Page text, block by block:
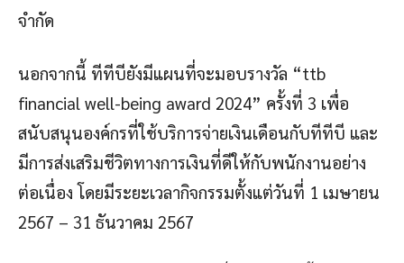
จำกัด
นอกจากนี้ ทีทีบียังมีแผนที่จะมอบรางวัล “ttb
financial well-being award 2024” ครั้งที่ 3 เพื่อ
สนับสนุนองค์กรที่ใช้บริการจ่ายเงินเดือนกับทีทีบี และ
มีการส่งเสริมชีวิตทางการเงินที่ดีให้กับพนักงานอย่าง
ต่อเนื่อง โดยมีระยะเวลากิจกรรมตั้งแต่วันที่ 1 เมษายน
2567 – 31 ธันวาคม 2567